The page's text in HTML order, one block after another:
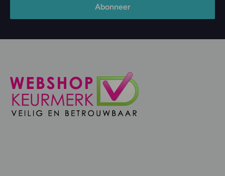
Abonneer